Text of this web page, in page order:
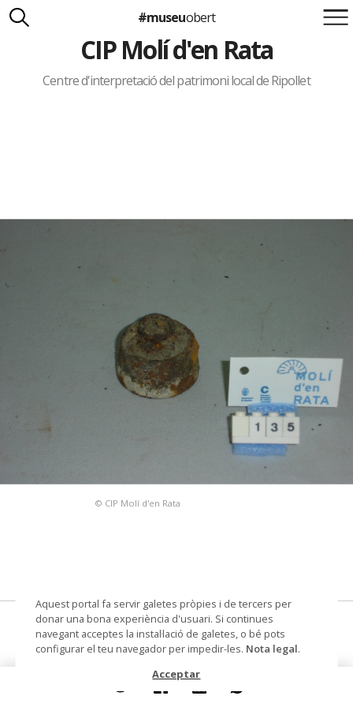
Suma't a la iniciativa
Carlota Royo
Francesca Barcellona
#museuobert
CIP Molí d'en Rata
Centre d'interpretació del patrimoni local de Ripollet
© CIP Molí d'en Rata
pes de balança
Datació 1820
Aquest portal fa servir galetes pròpies i de tercers per
donar una bona experiència d'usuari. Si continues
navegant acceptes la instal·lació de galetes, o bé pots
configurar el teu navegador per impedir-les. Nota legal.
Acceptar